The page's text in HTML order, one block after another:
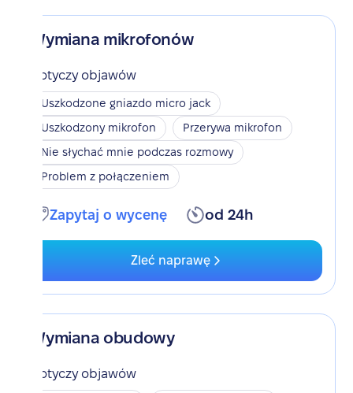
Wymiana mikrofonów
Dotyczy objawów
Uszkodzone gniazdo micro jack
Uszkodzony mikrofon
Przerywa mikrofon
Nie słychać mnie podczas rozmowy
Problem z połączeniem
Zapytaj o wycenę od 24h
Zleć naprawę
Wymiana obudowy
Dotyczy objawów